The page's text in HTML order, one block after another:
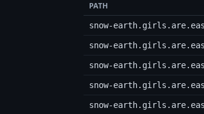
PATH
snow-
snow-
snow-
snow-
snow-